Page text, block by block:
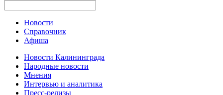
Новости
Справочник
Афиша
Новости Калининграда
Народные новости
Мнения
Интервью и аналитика
Пресс-релизы